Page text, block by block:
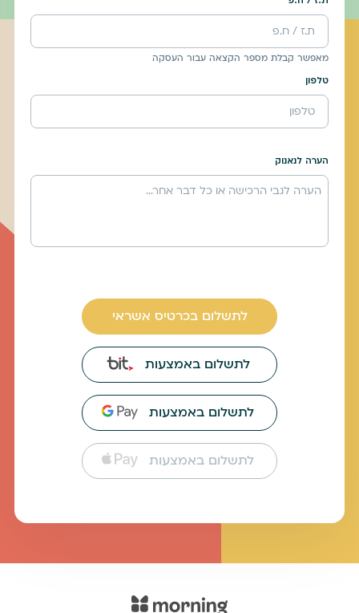
מאפשר קבלת מספר הקצאה עבור העסקה
טלפון
הערה לנאנוק
לתשלום בכרטיס אשראי
לתשלום באמצעות
לתשלום באמצעות
לתשלום באמצעות